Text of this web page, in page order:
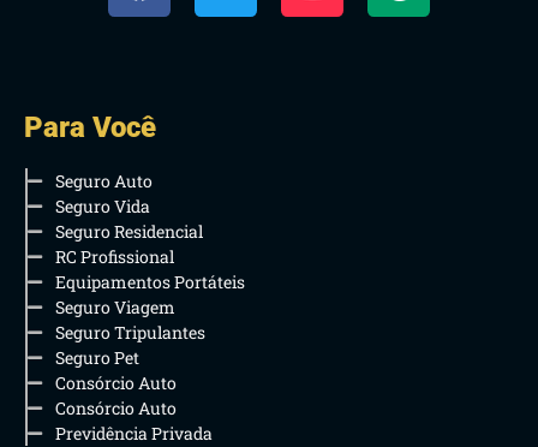
Para Você
Seguro Auto
Seguro Vida
Seguro Residencial
RC Profissional
Equipamentos Portáteis
Seguro Viagem
Seguro Tripulantes
Seguro Pet
Consórcio Auto
Consórcio Auto
Previdência Privada